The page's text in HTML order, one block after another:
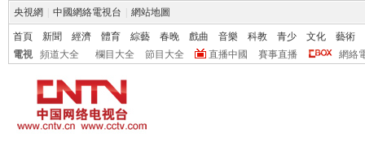
央視網 中國網絡電視台 網站地圖
首頁 新聞 經濟 體育 綜藝 春晚 戲曲 音樂 科教 青少 文化
藝術
電視
頻道大全 欄目大全 節目大全 直播中國 賽事直播 網絡